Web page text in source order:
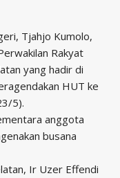
Tjahjo Kumolo,
Rakyat
yang hadir di
HUT ke
5).
anggota
busana
Ir Uzer Effendi